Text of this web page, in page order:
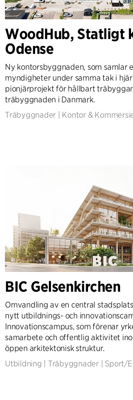
Träbyggnader
Kontor & Kommersiellt
Höghus
Industri
Sport/Event
Bostäder
Allmännyttiga bostäder
Särskilt boende
Kundrådgivning
Workplace Design
Expertis
Landscape & Urbanism
Healthcare
Product Design
Client Consultancy
Workplace Design
WoodHub, Statligt
Odense
Ny kontorsbyggnaden, som samlar
myndigheter under samma tak i
pionjärprojekt för hållbart
träbyggnaden i Danmark.
Träbyggnader
Kontor &
BIC Gelsenkirchen
Omvandling av en central
nytt utbildnings- och
Innovationscampus, som förenar
samarbete och offentlig aktivitet
öppen arkitektonisk struktur.
Utbildning
Träbyggnader Sport/